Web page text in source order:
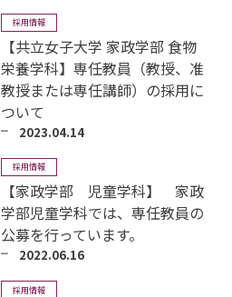
採用情報
【共立女子大学 家政学部 食物
栄養学科】専任教員（教授、准
教授または専任講師）の採用に
ついて
2023.04.14
採用情報
【家政学部 児童学科】 家政
学部児童学科では、専任教員の
公募を行っています。
2022.06.16
採用情報